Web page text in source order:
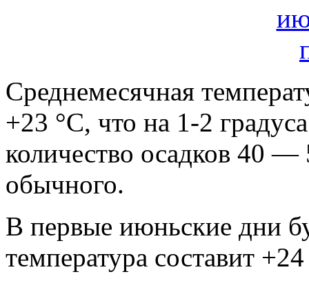
Среднемесячная
+23 °С, что на 1-2
количество осадков 40
обычного.
В первые июньские дни
температура составит